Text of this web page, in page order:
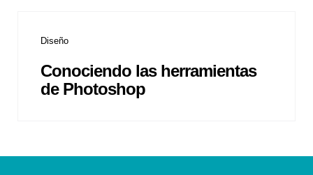
Diseño
Conociendo las herramientas
de Photoshop